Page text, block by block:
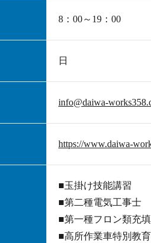
8：00～19：00
日
info@daiwa-
https://www.daiwa-
■玉掛け技能講習
■第二種電気工事士
■第一種フロン類充
■高所作業車特別教育